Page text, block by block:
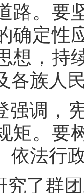
路。要
确定性
想，持
各族人
强调，
矩。要
依法行
究了群